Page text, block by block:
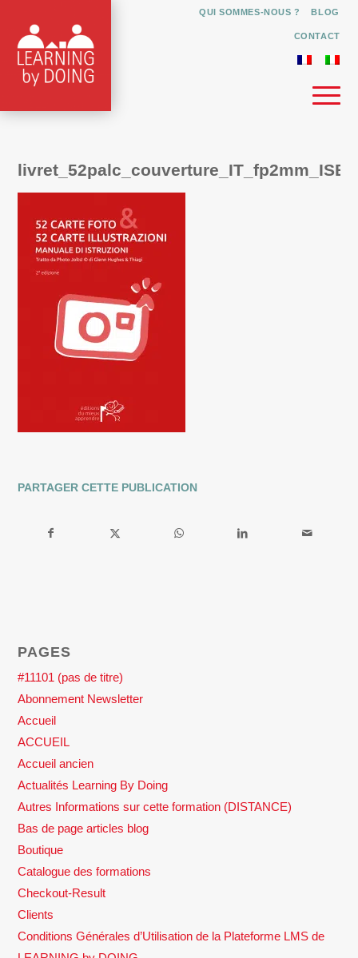
QUI SOMMES-NOUS ? BLOG
CONTACT
PARTAGER CETTE PUBLICATION
PAGES
#11101 (pas de titre)
Abonnement Newsletter
Accueil
ACCUEIL
Accueil ancien
Actualités Learning By Doing
Autres Informations sur cette formation (DISTANCE)
Bas de page articles blog
Boutique
Catalogue des formations
Checkout-Result
Clients
Conditions Générales d’Utilisation de la Plateforme LMS de